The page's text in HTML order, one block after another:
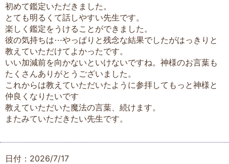
初めて鑑定いただきました。
とても明るくて話しやすい先生です。
楽しく鑑定をうけることができました。
彼の気持ちは⋯やっぱりと残念な結果でしたがはっきりと
教えていただけてよかったです。
いい加減前を向かないといけないですね。神様のお言葉も
たくさんありがとうございました。
これからは教えていただいたように参拝してもっと神様と
仲良くなりたいです
教えていただいた魔法の言葉、続けます。
またみていただきたい先生です。
日付：2026/7/17